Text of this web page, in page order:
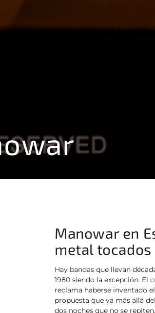
Manowar en
metal
Hay bandas que llevan
1980 siendo la excepción. El
reclama haberse inventado el
propuesta que va más allá
dos noches que no se repiten.